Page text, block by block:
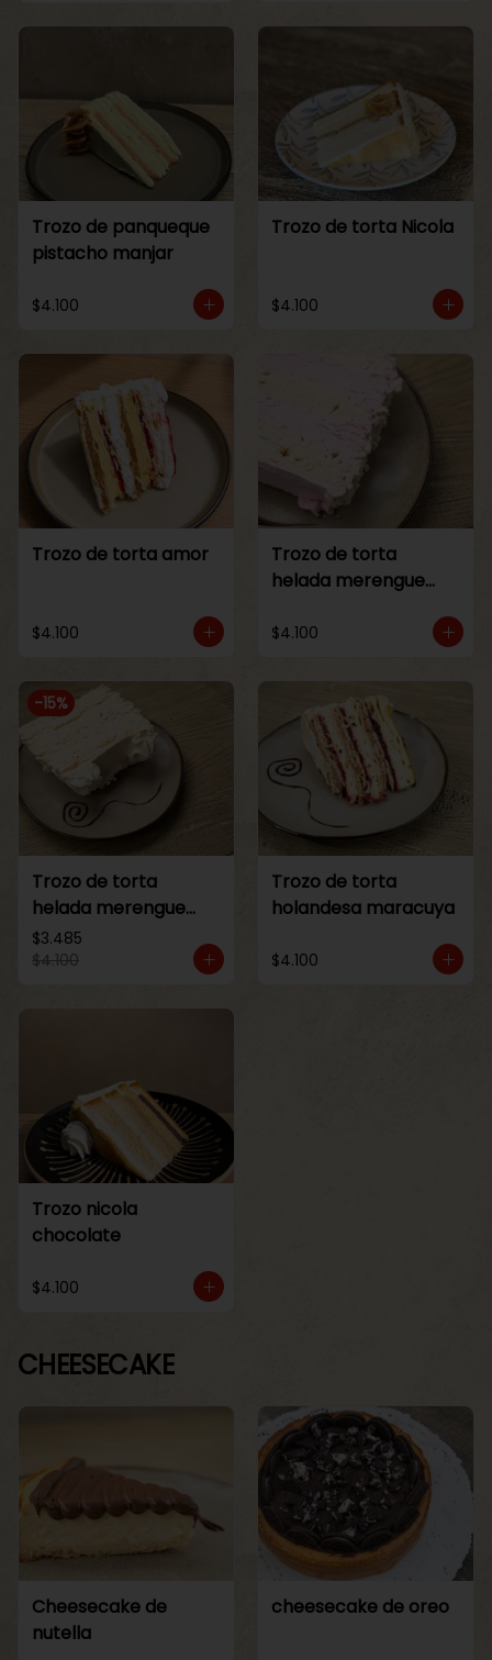
Trozo de panqueque
pistacho manjar
$4.100
Trozo de torta Nicola
$4.100
Trozo de torta amor
$4.100
Trozo de torta
helada merengue
$4.100
-15%
Trozo de torta
helada merengue
lucuma
$3.485
$4.100
Trozo de torta
holandesa maracuya
$4.100
Trozo nicola
chocolate
$4.100
CHEESECAKE
Cheesecake de
nutella
cheesecake de oreo